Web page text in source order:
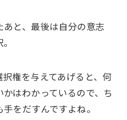
と、最後は自分の意志
権を与えてあげると、何
はわかっているので、ち
をだすんですよね。